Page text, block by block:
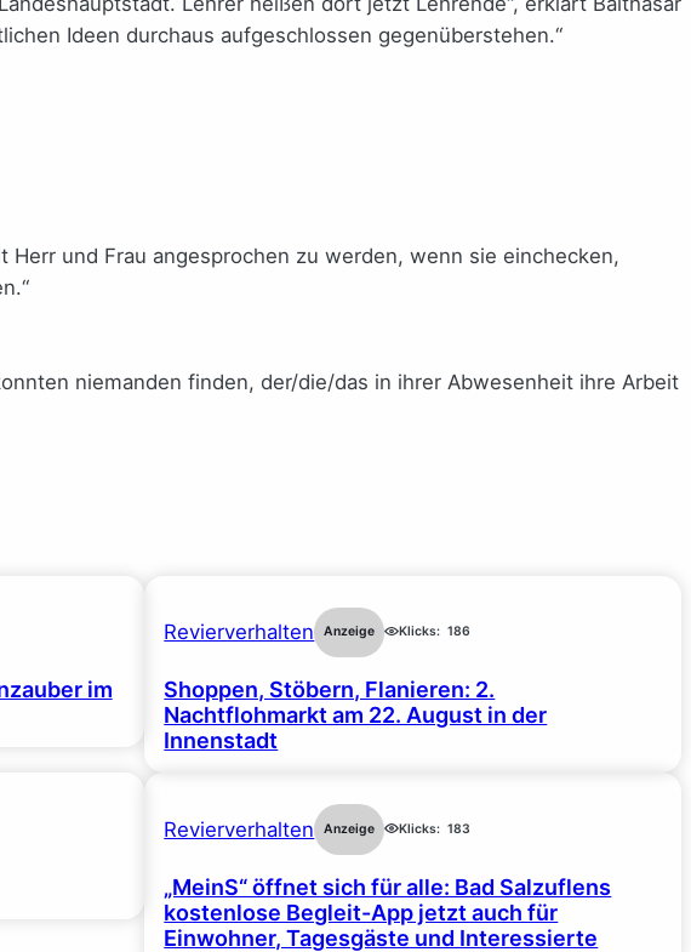
Ideen durchaus aufgeschlossen gegenüberstehen.“
und Frau angesprochen zu werden, wenn sie einchecken,
niemanden finden, der/die/das in ihrer Abwesenheit ihre Arbeit
im
Revierverhalten Anzeige Klicks: 186
Shoppen, Stöbern, Flanieren: 2.
Nachtflohmarkt am 22. August in der
Innenstadt
Revierverhalten Anzeige Klicks: 183
„MeinS“ öffnet sich für alle: Bad Salzuflens
kostenlose Begleit-App jetzt auch für
Einwohner, Tagesgäste und Interessierte